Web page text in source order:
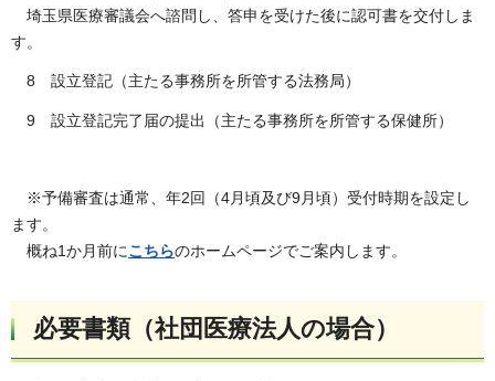
埼玉県医療審議会へ諮問し、答申を受けた後に認可書を交付しま
す。
8 設立登記（主たる事務所を所管する法務局）
9 設立登記完了届の提出（主たる事務所を所管する保健所）
※予備審査は通常、年2回（4月頃及び9月頃）受付時期を設定し
ます。
概ね1か月前にこちらのホームページでご案内します。
必要書類（社団医療法人の場合）